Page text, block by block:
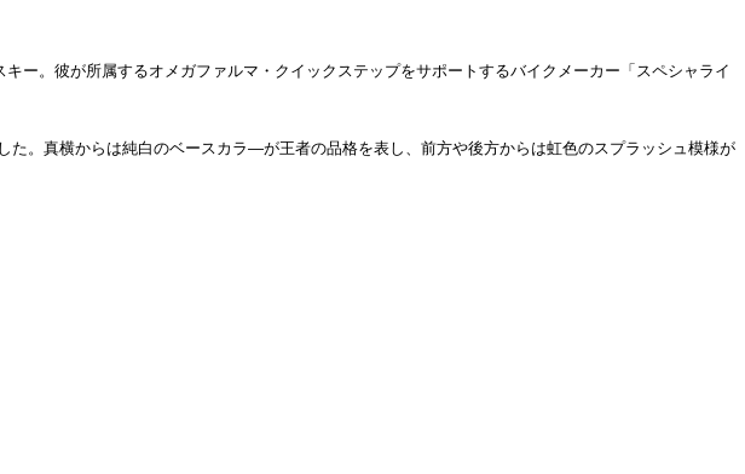
ー。彼が所属するオメガファルマ・クイックステップをサポートするバイクメーカー「スペシャライ
。真横からは純白のベースカラ―が王者の品格を表し、前方や後方からは虹色のス­プラッシュ模様が